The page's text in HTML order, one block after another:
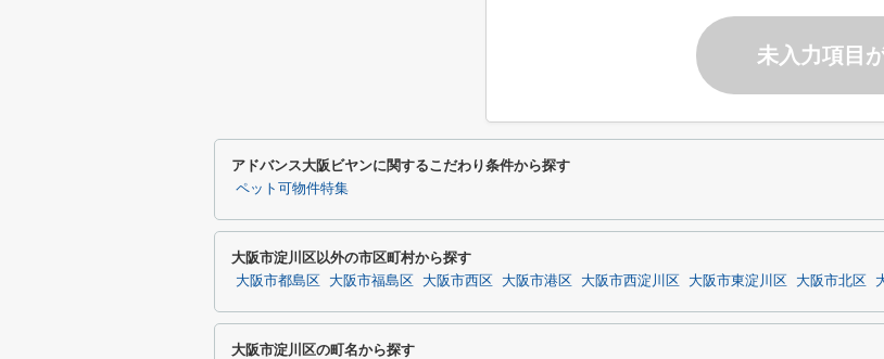
未入力項目
アドバンス大阪ビヤンに関するこだわり条件から探す
ペット可物件特集
大阪市淀川区以外の市区町村から探す
大阪市都島区 大阪市福島区 大阪市西区 大阪市港区 大阪市西淀川区 大阪市東淀川区 大阪市北区
大阪市淀川区の町名から探す